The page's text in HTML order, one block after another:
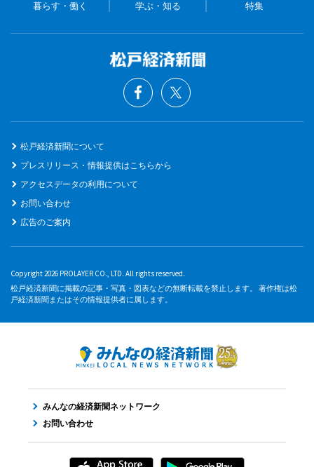
暮らす・働く 学ぶ・知る 特集
松戸経済新聞について
プレスリリース・情報提供はこちらから
アクセスデータの利用について
お問い合わせ
広告のご案内
Copyright 2026 PROLAYER CO., LTD. All rights reserved.
松戸経済新聞に掲載の記事・写真・図表などの無断転載を禁止します。 著作権は松
戸経済新聞またはその情報提供者に属します。
みんなの経済新聞ネットワーク
お問い合わせ